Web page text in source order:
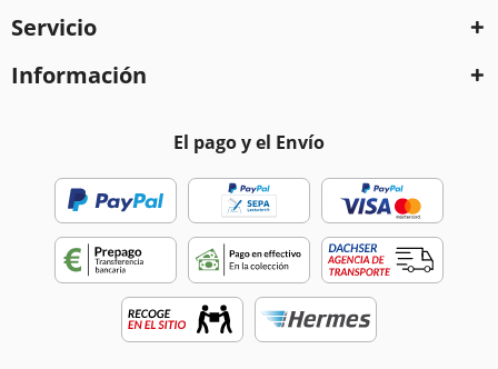
Servicio
Información
El pago y el Envío